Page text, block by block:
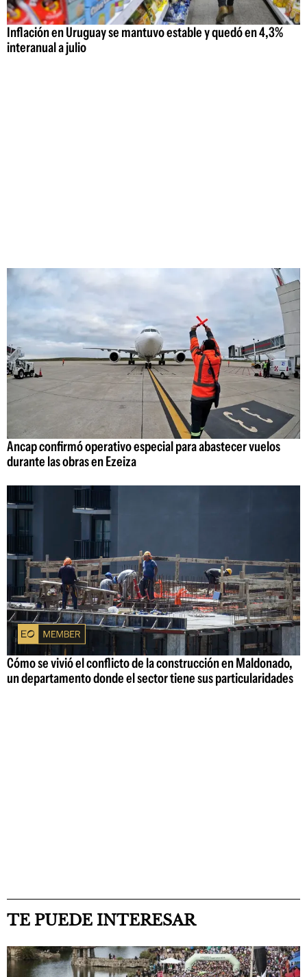
Inflación en Uruguay se mantuvo estable y quedó en 4,3%
interanual a julio
Ancap confirmó operativo especial para abastecer vuelos
durante las obras en Ezeiza
Cómo se vivió el conflicto de la construcción en Maldonado,
un departamento donde el sector tiene sus particularidades
TE PUEDE INTERESAR